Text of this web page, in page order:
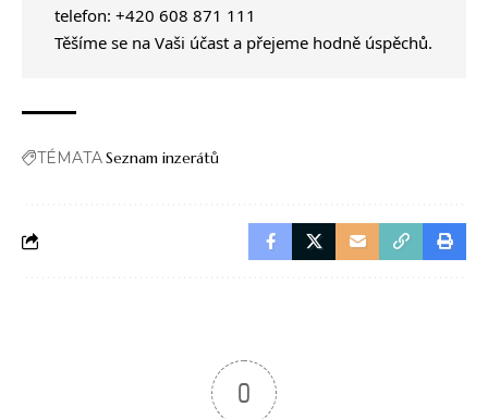
telefon: +420 608 871 111
Těšíme se na Vaši účast a přejeme hodně úspěchů.
TÉMATASeznam inzerátů
0